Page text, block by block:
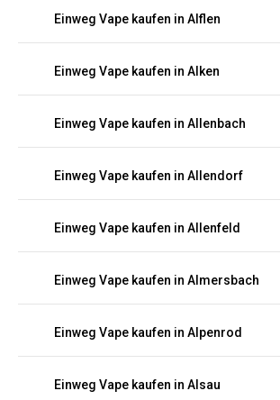
Einweg Vape kaufen in Alflen
Einweg Vape kaufen in Alken
Einweg Vape kaufen in Allenbach
Einweg Vape kaufen in Allendorf
Einweg Vape kaufen in Allenfeld
Einweg Vape kaufen in Almersbach
Einweg Vape kaufen in Alpenrod
Einweg Vape kaufen in Alsau